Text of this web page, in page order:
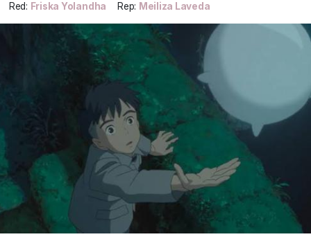
Red: Friska Yolandha Rep: Meiliza Laveda